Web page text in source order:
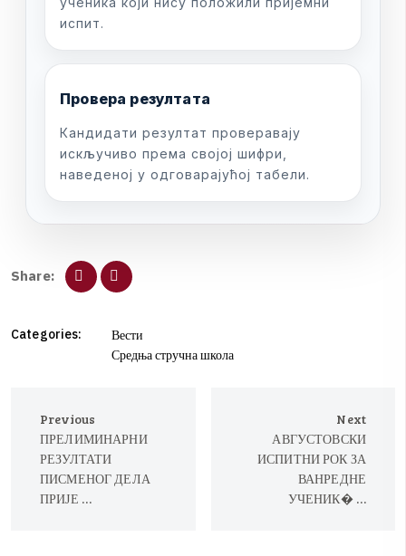
испит.
Провера резултата
Кандидати резултат проверавају
искључиво према својој шифри
наведеној у одговарајућој табели.
Share:
Categories:
Вести
Средња стручна школа
Previous
ПРЕЛИМИНАРНИ
РЕЗУЛТАТИ
ПИСМЕНОГ ДЕЛА
ПРИЈЕ …
Next
АВГУСТОВСКИ
ИСПИТНИ РОК ЗА
ВАНРЕДНЕ
УЧЕНИК� …